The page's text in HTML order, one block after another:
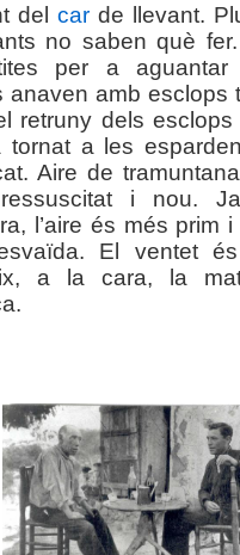
del car de llevant.
no saben què
per a aguantar
amb esclops
retruny dels esclops
a les
Aire de
i nou.
l’aire és més prim i
El ventet
a la cara, la